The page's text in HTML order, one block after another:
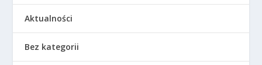
Aktualności
Bez kategorii